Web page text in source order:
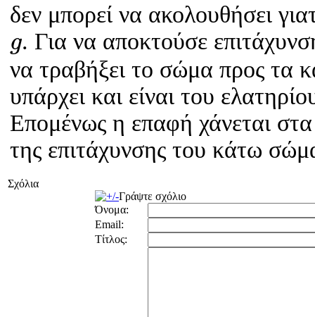
δεν μπορεί να ακολουθήσει
g
g. Για να αποκτούσε
να τραβήξει το σώμα προς τα
υπάρχει και είναι του
Επομένως η επαφή χάνεται
της επιτάχυνσης του κάτω
Σχόλια
Γράψτε σχόλιο
Όνομα:
Email:
Τίτλος: